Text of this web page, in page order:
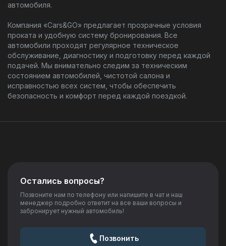
автомобиля.
Компания «Cars&GO» предлагает прозрачные условия
проката и удобную систему бронирования. Все
автомобили проходят регулярное техническое
обслуживание, диагностику и подготовку перед каждой
подачей. Мы внимательно следим за техническим
состоянием автомобилей, чистотой салона и
исправностью всех систем, чтобы обеспечить
безопасность и комфорт перед каждой поездкой.
Остались вопросы?
Позвоните нам по телефону или напишите в чат и наш
менеджер подробно ответит на все ваши вопросы и
забронирует нужный автомобиль!
Позвонить